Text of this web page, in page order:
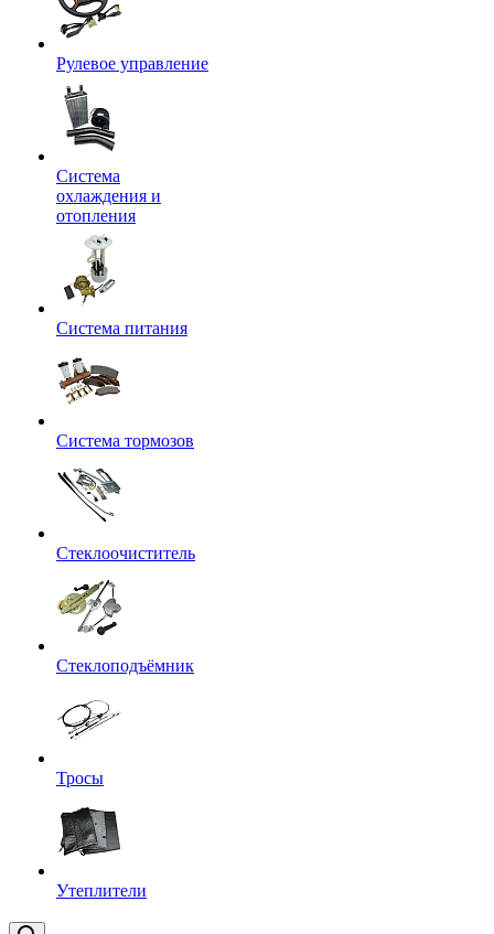
Рулевое управление
Система
охлаждения и
отопления
Система питания
Система тормозов
Стеклоочиститель
Стеклоподъёмник
Тросы
Утеплители